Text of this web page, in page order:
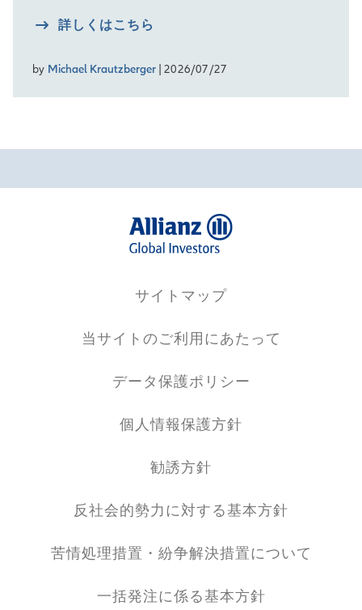
詳しくはこちら
by Michael Krautzberger| 2026/07/27
サイトマップ
当サイトのご利用にあたって
データ保護ポリシー
個人情報保護方針
勧誘方針
反社会的勢力に対する基本方針
苦情処理措置・紛争解決措置について
一括発注に係る基本方針